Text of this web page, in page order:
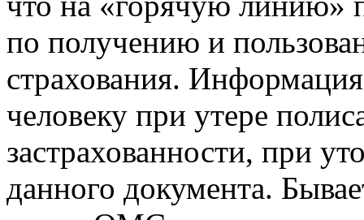
по получению и
страхования.
человеку при утере
застрахованности, при
данного документа.